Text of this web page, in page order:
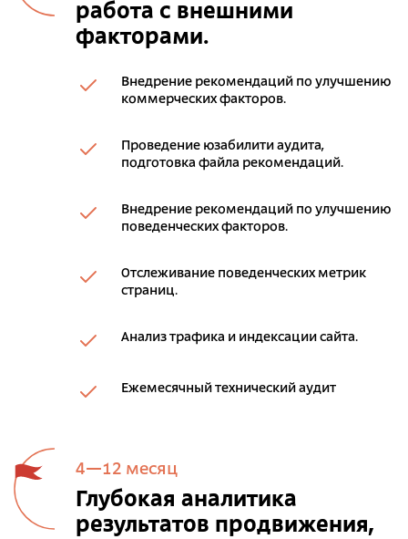
работа с внешними
факторами.
Внедрение рекомендаций по улучшению
коммерческих факторов.
Проведение юзабилити аудита,
подготовка файла рекомендаций.
Внедрение рекомендаций по улучшению
поведенческих факторов.
Отслеживание поведенческих метрик
страниц.
Анализ трафика и индексации сайта.
Ежемесячный технический аудит
4—12 месяц
Глубокая аналитика
результатов продвижения,